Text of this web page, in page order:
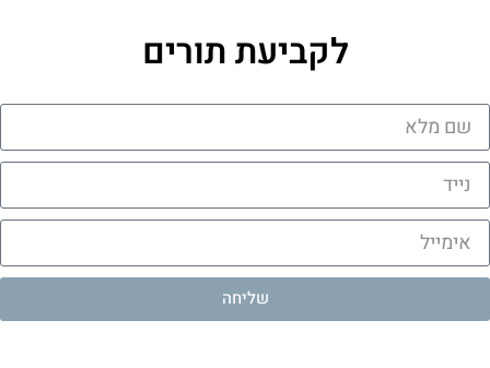
לקביעת תורים
שליחה